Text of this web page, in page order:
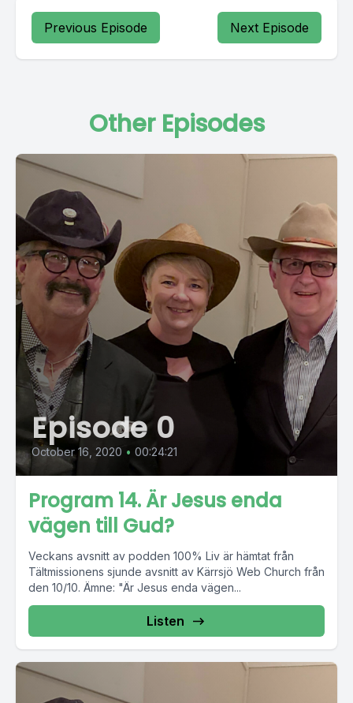
Previous Episode Next Episode
Other Episodes
Episode 0
October 16, 2020 • 00:24:21
Program 14. Är Jesus enda
vägen till Gud?
Veckans avsnitt av podden 100% Liv är hämtat från
Tältmissionens sjunde avsnitt av Kärrsjö Web Church från
den 10/10. Ämne: "Är Jesus enda vägen...
Listen